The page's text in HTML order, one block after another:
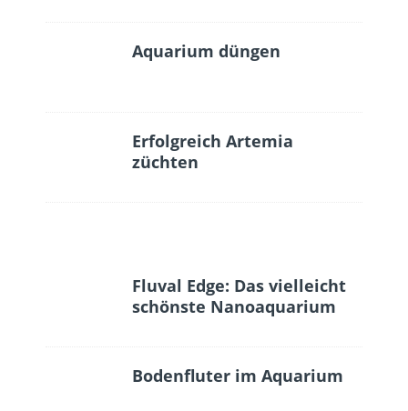
Aquarium düngen
Erfolgreich Artemia
züchten
Fluval Edge: Das vielleicht
schönste Nanoaquarium
Bodenfluter im Aquarium